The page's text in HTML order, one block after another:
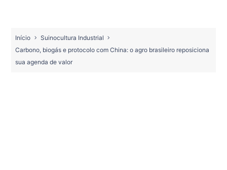
Início
Suinocultura Industrial
Carbono, biogás e protocolo com China: o agro brasileiro reposiciona
sua agenda de valor